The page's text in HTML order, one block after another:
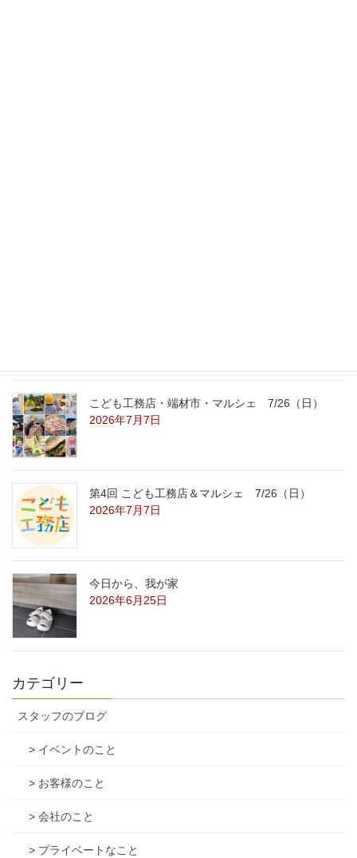
こども工務店・端材市・マルシェ 7/26（日）
2026年7月7日
第4回 こども工務店＆マルシェ 7/26（日）
2026年7月7日
今日から、我が家
2026年6月25日
カテゴリー
スタッフのブログ
> イベントのこと
> お客様のこと
> 会社のこと
> プライベートなこと